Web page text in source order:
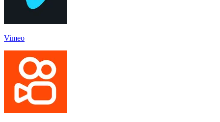
Vimeo